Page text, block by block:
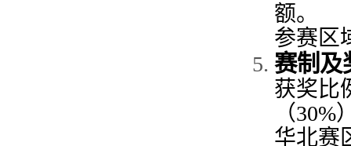
额。
参赛区
赛制及
获奖比
（30%
华北赛